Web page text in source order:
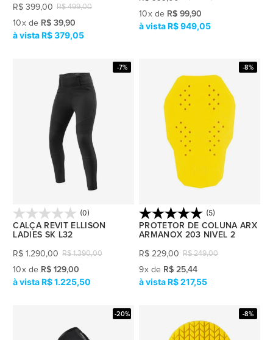
R$ 499,00
R$ 399,00
10x de R$ 39,90
R$ 379,05
10x de R$ 99,90
R$ 949,05
-7%
(0)
CALÇA REVIT ELLISON
LADIES SK L32
R$ 1.390,00
R$ 1.290,00
10x de R$ 129,00
R$ 1.225,50
-8%
(5)
PROTETOR DE COLUNA ARX
ARMANOX 203 NIVEL 2
R$ 249,00
R$ 229,00
9x de R$ 25,44
R$ 217,55
-20% -8%